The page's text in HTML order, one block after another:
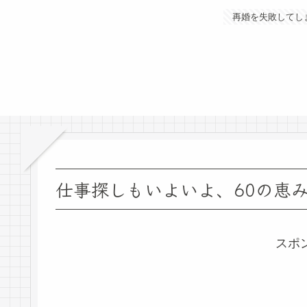
再婚を失敗してし
仕事探しもいよいよ、60の恵
スポ